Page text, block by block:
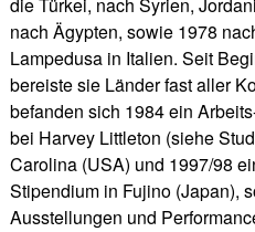
die Türkei, nach Syrien,
nach Ägypten, sowie 1978
Lampedusa in Italien. Seit
bereiste sie Länder fast aller
befanden sich 1984 ein
bei Harvey Littleton (siehe
Carolina (USA) und 1997/98
Stipendium in Fujino (Japan),
Ausstellungen und